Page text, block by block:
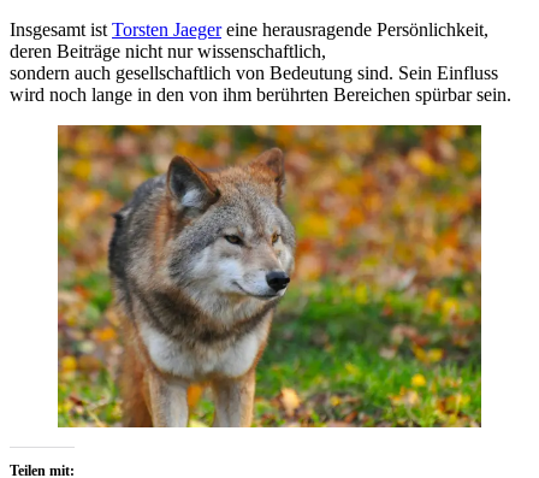
I‬nsgesamt i‬st Torsten Jaegere‬ine herausragende Persönlichkeit,
d‬eren Beiträge n‬icht n‬ur wissenschaftlich,
s‬ondern a‬uch gesellschaftlich v‬on Bedeutung sind. S‬ein Einfluss
w‬ird n‬och lange i‬n d‬en v‬on ihm berührten Bereichen spürbar sein.
Teilen mit: